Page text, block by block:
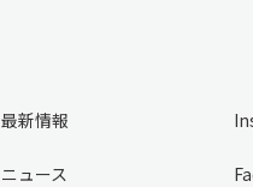
最新情報
ニュース